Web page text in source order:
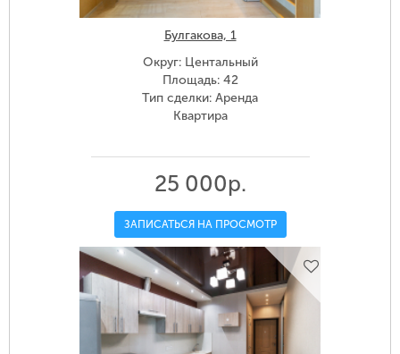
Булгакова, 1
Округ: Центальный
Площадь: 42
Тип сделки: Аренда
Квартира
25 000р.
ЗАПИСАТЬСЯ НА ПРОСМОТР